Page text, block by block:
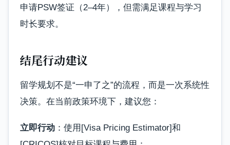
申请PSW签证（2–4年），但需满足课程与学习
时长要求。
结尾行动建议
留学规划不是“一申了之”的流程，而是一次系统性
决策。在当前政策环境下，建议您：
立即行动 ：使用[Visa Pricing Estimator]和